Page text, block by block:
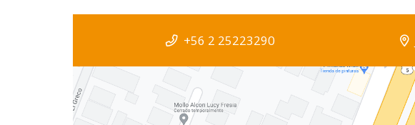
+56 2 25223290